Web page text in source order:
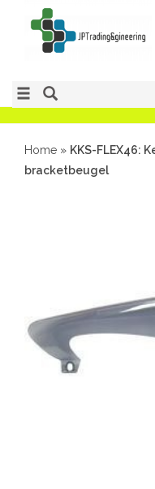
Home » KKS-FLEX46:
bracketbeugel